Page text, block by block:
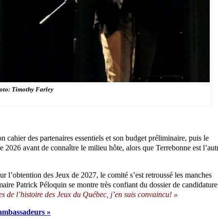
Timothy Farley
cahier des partenaires essentiels et son budget préliminaire, puis le
avant de connaître le milieu hôte, alors que Terrebonne est
des Jeux de 2027, le comité s’est retroussé les manches
Patrick Péloquin se montre très confiant du dossier de candidature
de l’histoire des Jeux du Québec, j’en suis convaincu! »
»